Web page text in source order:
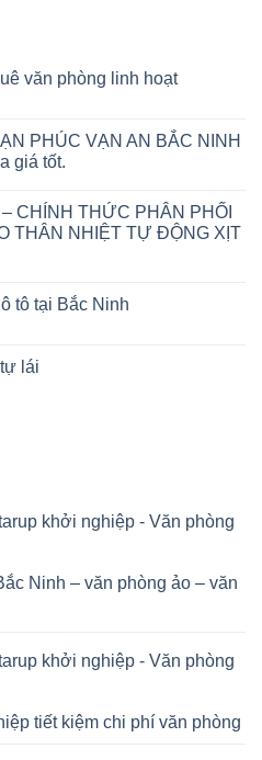
văn phòng linh hoạt
PHÚC VẠN AN BẮC NINH
giá tốt.
CHÍNH THỨC PHÂN PHỐI
THÂN NHIỆT TỰ ĐỘNG XỊT
tô tại Bắc Ninh
lái
khởi nghiệp - Văn phòng
Ninh – văn phòng ảo – văn
khởi nghiệp - Văn phòng
tiết kiệm chi phí văn phòng